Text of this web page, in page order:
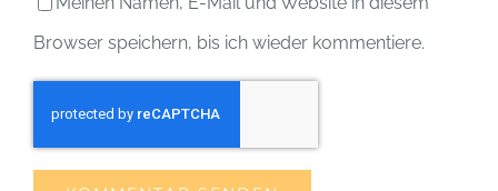
Browser speichern, bis ich wieder kommentiere.